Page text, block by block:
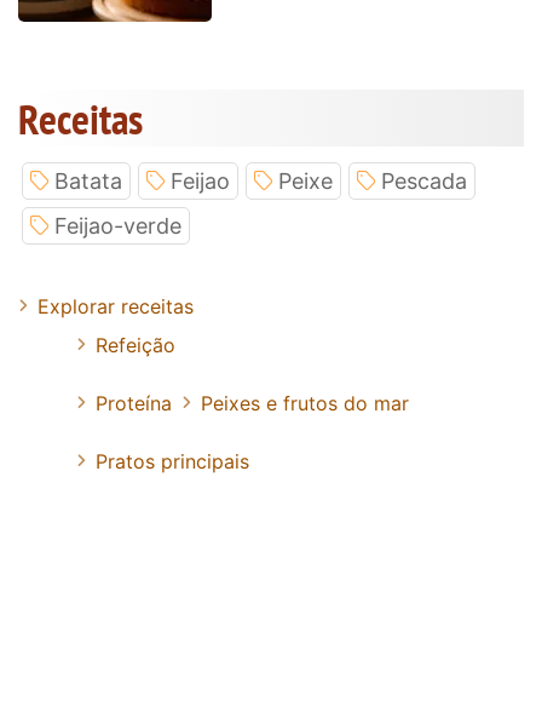
Receitas
Batata Feijao Peixe
Pescada
Feijao-verde
Explorar receitas
Refeição
Proteína Peixes e frutos do mar
Pratos principais